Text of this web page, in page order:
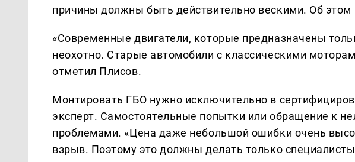
причины должны быть действительно вескими. Об
«Современные двигатели, которые предназначены
неохотно. Старые автомобили с классическими
отметил Плисов.
Монтировать ГБО нужно исключительно в
эксперт. Самостоятельные попытки или обращение к
проблемами. «Цена даже небольшой ошибки очень
взрыв. Поэтому это должны делать только